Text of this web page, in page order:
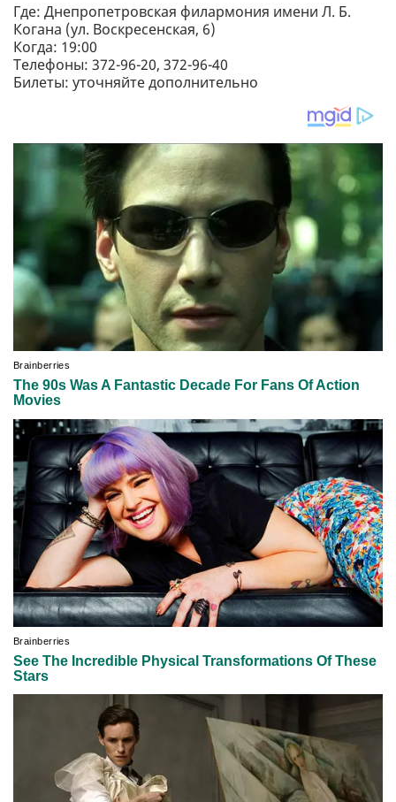
Где: Днепропетровская филармония имени Л. Б.
Когана (ул. Воскресенская, 6)
Когда: 19:00
Телефоны: 372-96-20, 372-96-40
Билеты: уточняйте дополнительно